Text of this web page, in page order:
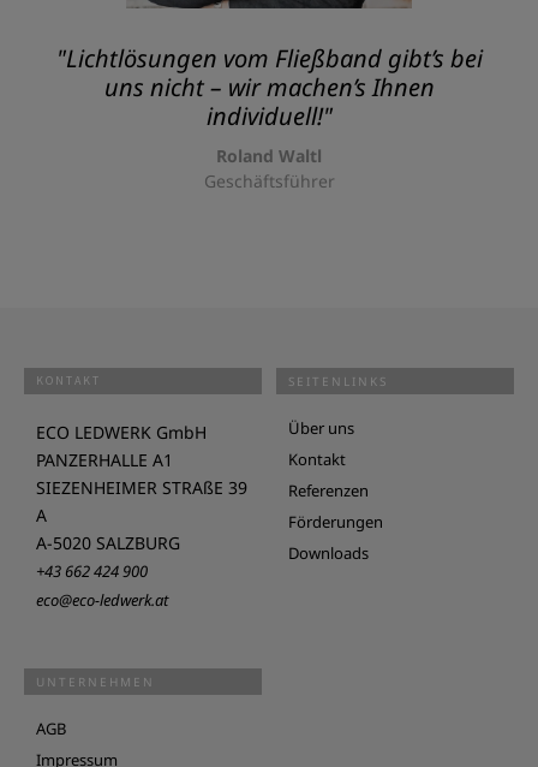
"Lichtlösungen vom Fließband gibt’s bei
uns nicht – wir machen’s Ihnen
individuell!"
Roland Waltl
Geschäftsführer
KONTAKT
ECO LEDWERK GmbH
PANZERHALLE A1
SIEZENHEIMER STRAßE 39
A
A-5020 SALZBURG
+43 662 424 900
eco@eco-ledwerk.at
SEITENLINKS
Über uns
Kontakt
Referenzen
Förderungen
Downloads
UNTERNEHMEN
AGB
Impressum